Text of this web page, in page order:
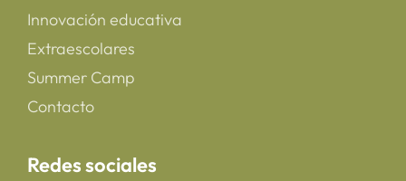
Innovación educativa
Extraescolares
Summer Camp
Contacto
Redes sociales